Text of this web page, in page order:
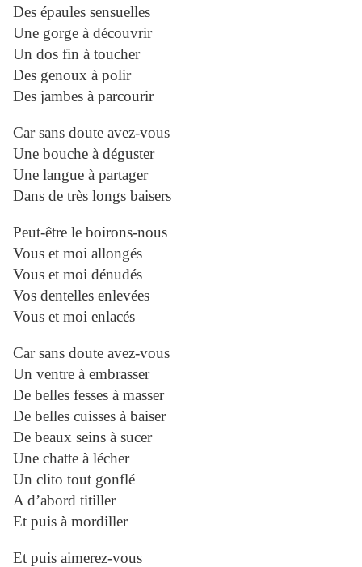
Des épaules sensuelles
Une gorge à découvrir
Un dos fin à toucher
Des genoux à polir
Des jambes à parcourir
Car sans doute avez-vous
Une bouche à déguster
Une langue à partager
Dans de très longs baisers
Peut-être le boirons-nous
Vous et moi allongés
Vous et moi dénudés
Vos dentelles enlevées
Vous et moi enlacés
Car sans doute avez-vous
Un ventre à embrasser
De belles fesses à masser
De belles cuisses à baiser
De beaux seins à sucer
Une chatte à lécher
Un clito tout gonflé
A d’abord titiller
Et puis à mordiller
Et puis aimerez-vous